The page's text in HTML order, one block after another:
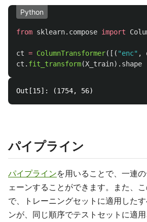
Python
from sklearn.compose import
ct = ColumnTransformer([( "enc" ,
ct . fit_transform(X_train). shape
パイプライン
パイプラインを用いることで、一連
ェーンすることができます。また、
で、トレーニングセットに適用した
ンが、同じ順序でテストセットに適